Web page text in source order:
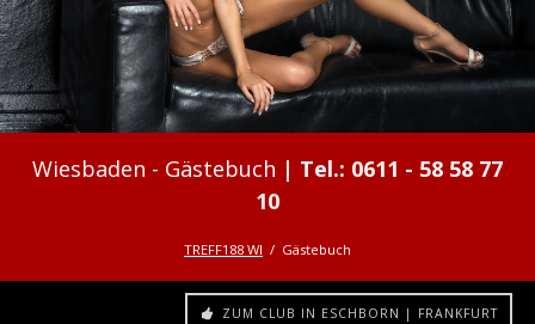
Gästebuch
TREFF188 WI Gästebuch
ZUM CLUB IN ESCHBORN | FRANKFURT